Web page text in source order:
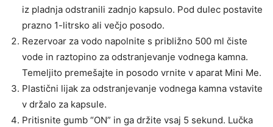
iz pladnja odstranili zadnjo kapsulo. Pod dulec postavite
prazno 1-litrsko ali večjo posodo.
Rezervoar za vodo napolnite s približno 500 ml čiste
vode in raztopino za odstranjevanje vodnega kamna.
Temeljito premešajte in posodo vrnite v aparat Mini Me.
Plastični lijak za odstranjevanje vodnega kamna vstavite
v držalo za kapsule.
Pritisnite gumb “ON” in ga držite vsaj 5 sekund. Lučka